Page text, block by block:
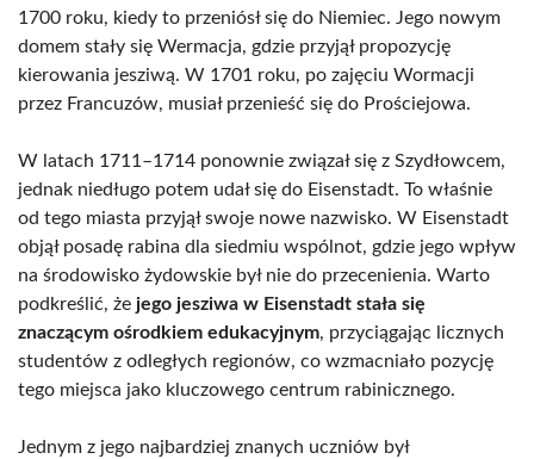
1700 roku, kiedy to przeniósł się do Niemiec. Jego nowym
domem stały się Wermacja, gdzie przyjął propozycję
kierowania jesziwą. W 1701 roku, po zajęciu Wormacji
przez Francuzów, musiał przenieść się do Prościejowa.
W latach 1711–1714 ponownie związał się z Szydłowcem,
jednak niedługo potem udał się do Eisenstadt. To właśnie
od tego miasta przyjął swoje nowe nazwisko. W Eisenstadt
objął posadę rabina dla siedmiu wspólnot, gdzie jego wpływ
na środowisko żydowskie był nie do przecenienia. Warto
podkreślić, że jego jesziwa w Eisenstadt stała się
znaczącym ośrodkiem edukacyjnym, przyciągając licznych
studentów z odległych regionów, co wzmacniało pozycję
tego miejsca jako kluczowego centrum rabinicznego.
Jednym z jego najbardziej znanych uczniów był